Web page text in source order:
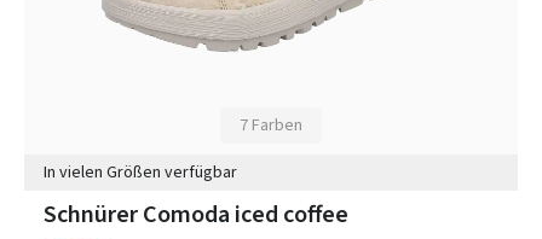
7 Farben
In vielen Größen verfügbar
Schnürer Comoda iced coffee